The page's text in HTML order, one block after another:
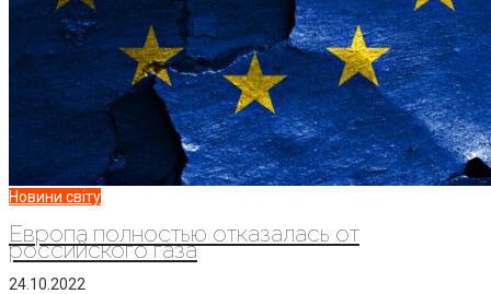
Новини світу
Европа полностью отказалась от
российского газа
24.10.2022